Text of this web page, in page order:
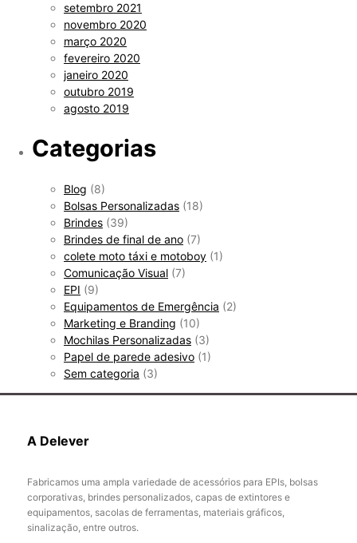
setembro 2021
novembro 2020
março 2020
fevereiro 2020
janeiro 2020
outubro 2019
agosto 2019
Categorias
Blog (8)
Bolsas Personalizadas (18)
Brindes (39)
Brindes de final de ano (7)
colete moto táxi e motoboy (1)
Comunicação Visual (7)
EPI (9)
Equipamentos de Emergência (2)
Marketing e Branding (10)
Mochilas Personalizadas (3)
Papel de parede adesivo (1)
Sem categoria (3)
A Delever
Fabricamos uma ampla variedade de acessórios para EPIs, bolsas
corporativas, brindes personalizados, capas de extintores e
equipamentos, sacolas de ferramentas, materiais gráficos,
sinalização, entre outros.